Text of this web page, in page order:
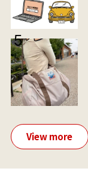
View more